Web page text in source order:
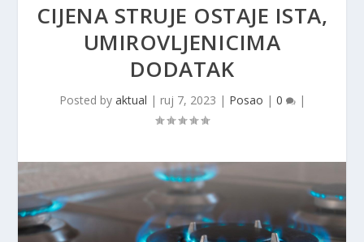
CIJENA STRUJE OSTAJE ISTA,
UMIROVLJENICIMA
DODATAK
Posted by aktual | ruj 7, 2023 | Posao | 0 |